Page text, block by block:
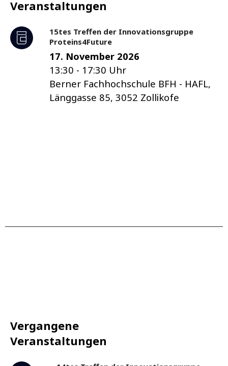
Veranstaltungen
15tes Treffen der Innovationsgruppe
Proteins4Future
17. November 2026
13:30 - 17:30 Uhr
Berner Fachhochschule BFH - HAFL,
Länggasse 85, 3052 Zollikofe
Vergangene
Veranstaltungen